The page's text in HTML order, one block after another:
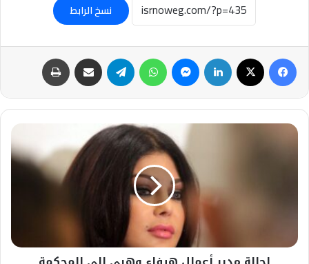
نسخ الرابط
فيسبوك لينكدإن ماسنجر واتساب تيلقرام مشاركة عبر البريد
إحالة
مدير